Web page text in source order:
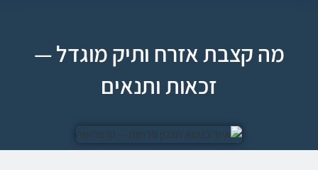
מה קצבת אזרח ותיק מוגדל —
זכאות ותנאים